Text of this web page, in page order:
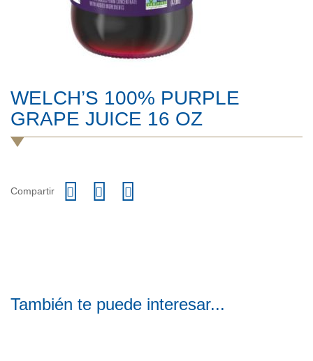
WELCH’S 100% PURPLE
GRAPE JUICE 16 OZ
Compartir
También te puede interesar...